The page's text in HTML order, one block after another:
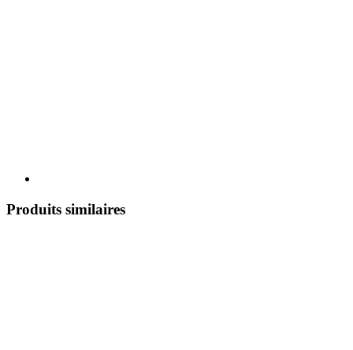
Produits similaires